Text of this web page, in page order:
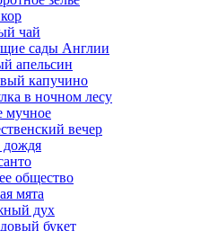
чай
сады Англии
апельсин
капучино
в ночном лесу
мучное
вечер
общество
мята
дух
букет